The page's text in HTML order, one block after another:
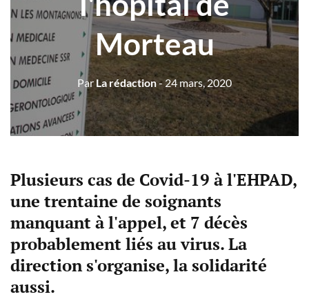
Morteau
Par La rédaction- 24 mars, 2020
Plusieurs cas de Covid-19 à l'EHPAD,
une trentaine de soignants
manquant à l'appel, et 7 décès
probablement liés au virus. La
direction s'organise, la solidarité
aussi.